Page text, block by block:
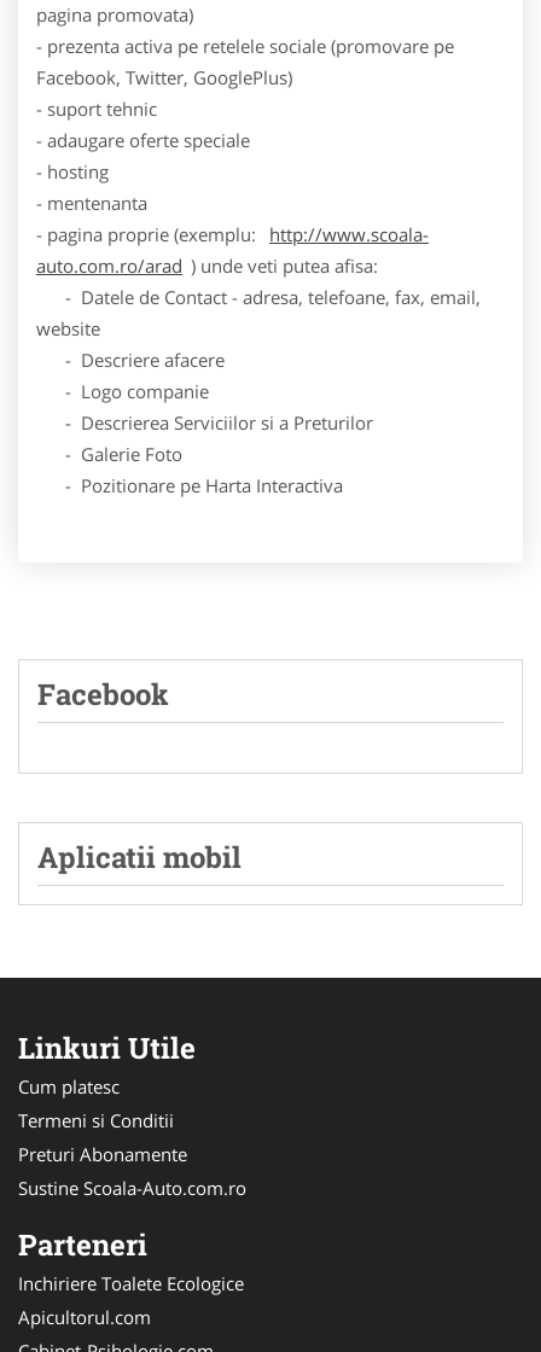
pagina promovata)
- prezenta activa pe retelele sociale (promovare pe
Facebook, Twitter, GooglePlus)
- suport tehnic
- adaugare oferte speciale
- hosting
- mentenanta
- pagina proprie (exemplu:
http://www.scoala-
auto.com.ro/arad ) unde veti putea afisa:
- Datele de Contact - adresa, telefoane, fax, email,
website
- Descriere afacere
- Logo companie
- Descrierea Serviciilor si a Preturilor
- Galerie Foto
- Pozitionare pe Harta Interactiva
Facebook
Aplicatii mobil
Linkuri Utile
Cum platesc
Termeni si Conditii
Preturi Abonamente
Sustine Scoala-Auto.com.ro
Parteneri
Inchiriere Toalete Ecologice
Apicultorul.com